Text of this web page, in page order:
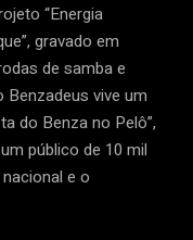
“Energia
gravado em
de samba e
vive um
do Benza no Pelô”,
público de 10 mil
e o